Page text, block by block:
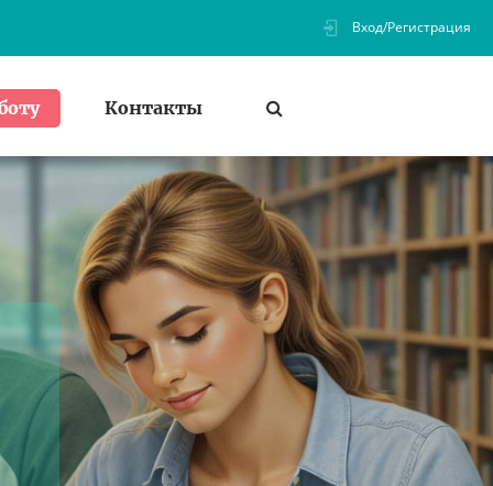
Вход/Регистрация
Контакты